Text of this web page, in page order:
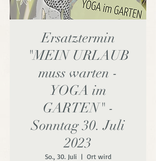
Ersatztermin
"MEIN URLAUB
muss warten -
YOGA im
GARTEN" -
Sonntag 30. Juli
2023
So., 30. Juli
  |
Ort wird